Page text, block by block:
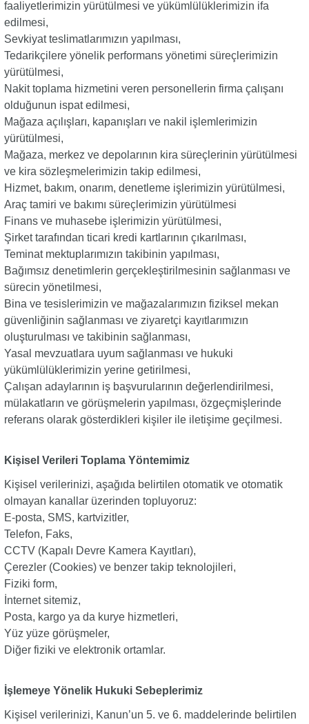
faaliyetlerimizin yürütülmesi ve yükümlülüklerimizin ifa
edilmesi,
Sevkiyat teslimatlarımızın yapılması,
Tedarikçilere yönelik performans yönetimi süreçlerimizin
yürütülmesi,
Nakit toplama hizmetini veren personellerin firma çalışanı
olduğunun ispat edilmesi,
Mağaza açılışları, kapanışları ve nakil işlemlerimizin
yürütülmesi,
Mağaza, merkez ve depolarının kira süreçlerinin yürütülmesi
ve kira sözleşmelerimizin takip edilmesi,
Hizmet, bakım, onarım, denetleme işlerimizin yürütülmesi,
Araç tamiri ve bakımı süreçlerimizin yürütülmesi
Finans ve muhasebe işlerimizin yürütülmesi,
Şirket tarafından ticari kredi kartlarının çıkarılması,
Teminat mektuplarımızın takibinin yapılması,
Bağımsız denetimlerin gerçekleştirilmesinin sağlanması ve
sürecin yönetilmesi,
Bina ve tesislerimizin ve mağazalarımızın fiziksel mekan
güvenliğinin sağlanması ve ziyaretçi kayıtlarımızın
oluşturulması ve takibinin sağlanması,
Yasal mevzuatlara uyum sağlanması ve hukuki
yükümlülüklerimizin yerine getirilmesi,
Çalışan adaylarının iş başvurularının değerlendirilmesi,
mülakatların ve görüşmelerin yapılması, özgeçmişlerinde
referans olarak gösterdikleri kişiler ile iletişime geçilmesi.
Kişisel Verileri Toplama Yöntemimiz
Kişisel verilerinizi, aşağıda belirtilen otomatik ve otomatik
olmayan kanallar üzerinden topluyoruz:
E-posta, SMS, kartvizitler,
Telefon, Faks,
CCTV (Kapalı Devre Kamera Kayıtları),
Çerezler (Cookies) ve benzer takip teknolojileri,
Fiziki form,
İnternet sitemiz,
Posta, kargo ya da kurye hizmetleri,
Yüz yüze görüşmeler,
Diğer fiziki ve elektronik ortamlar.
İşlemeye Yönelik Hukuki Sebeplerimiz
Kişisel verilerinizi, Kanun’un 5. ve 6. maddelerinde belirtilen